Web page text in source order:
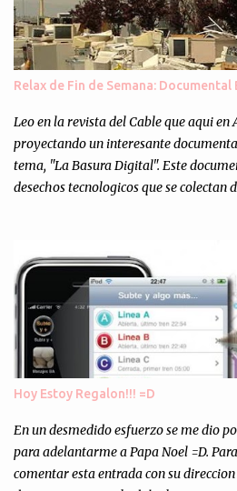
participó en el semanario como
nos ocurrió la idea de emitir video en
hubo que coordinar horarios, preparar
muchos programejos y hacer muchas
Totalmente inesperado. Mas de 200
escuchándonos y viendo como
personalmente, un éxito y un logro sin
Relax de Fin de Semana:
Leo en la revista del Cable que aqui en
proyectando un interesante
tema, "La Basura Digital". Este
desechos tecnologicos que se colectan
Asi, todos los residuos sonincinerados
ambientalistas llaman "La Pesadilla de
transmision es el Domingo 2 de
parecio muy interesante, no creo que
que los comentarios los dejo en sus
Hoy Estoy Regalon!!! =D
En un desmedido esfuerzo se me dio
para adelantarme a Papa Noel =D.
comentar esta entrada con su